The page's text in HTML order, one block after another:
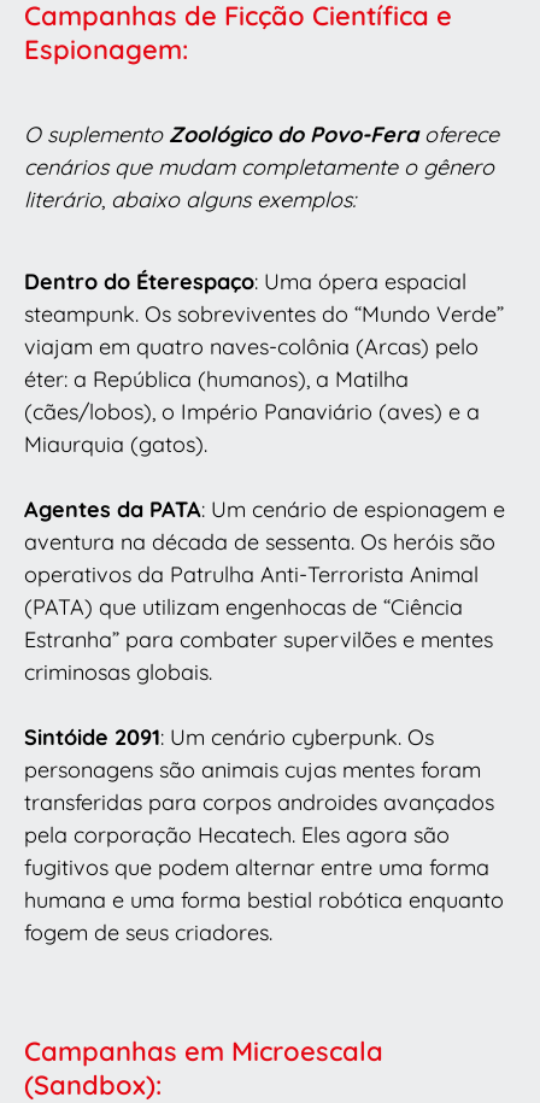
Campanhas de Ficção Científica e
Espionagem:
O suplemento Zoológico do Povo-Feraoferece
cenários que mudam completamente o gênero
literário, abaixo alguns exemplos:
Dentro do Éterespaço: Uma ópera espacial
steampunk. Os sobreviventes do “Mundo Verde”
viajam em quatro naves-colônia (Arcas) pelo
éter: a República (humanos), a Matilha
(cães/lobos), o Império Panaviário (aves) e a
Miaurquia (gatos).
Agentes da PATA: Um cenário de espionagem e
aventura na década de sessenta. Os heróis são
operativos da Patrulha Anti-Terrorista Animal
(PATA) que utilizam engenhocas de “Ciência
Estranha” para combater supervilões e mentes
criminosas globais.
Sintóide 2091: Um cenário cyberpunk. Os
personagens são animais cujas mentes foram
transferidas para corpos androides avançados
pela corporação Hecatech. Eles agora são
fugitivos que podem alternar entre uma forma
humana e uma forma bestial robótica enquanto
fogem de seus criadores.
Campanhas em Microescala
(Sandbox):